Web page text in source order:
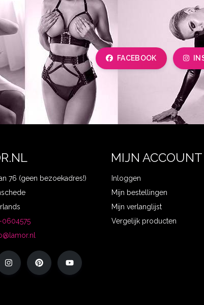
FACEBOOK
76 (geen bezoekadres!)
0604575
MIJN ACCOUNT
Inloggen
Mijn bestellingen
Mijn verlanglijst
Vergelijk producten